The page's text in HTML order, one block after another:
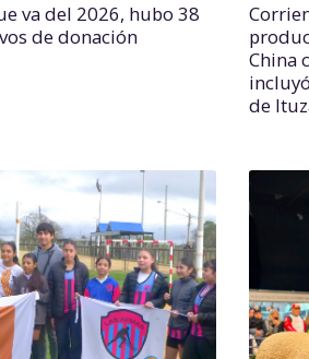
va del 2026, hubo 38
de donación
China
de